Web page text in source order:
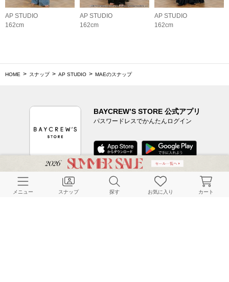
AP STUDIO
162cm
AP STUDIO
162cm
AP STUDIO
162cm
HOME スナップ AP STUDIO MAEのスナップ
BAYCREW’S STORE 公式アプリ
パスワードレスでかんたんログイン
CUSTOMER SERVICE
メニュー スナップ 探す お気に入り カート